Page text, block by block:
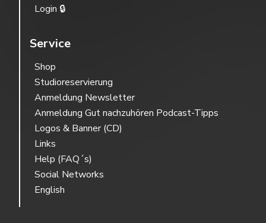
Login 🔒
Service
Shop
Studioreservierung
Anmeldung Newsletter
Anmeldung Gut nachzuhören Podcast-Tipps
Logos & Banner (CD)
Links
Help (FAQ´s)
Social Networks
English